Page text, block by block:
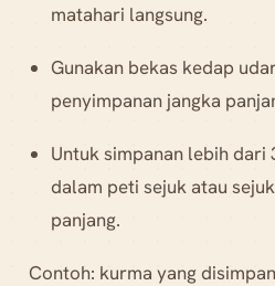
matahari langsung.
Gunakan bekas kedap
penyimpanan jangka
Untuk simpanan lebih dari
dalam peti sejuk atau
panjang.
Contoh: kurma yang